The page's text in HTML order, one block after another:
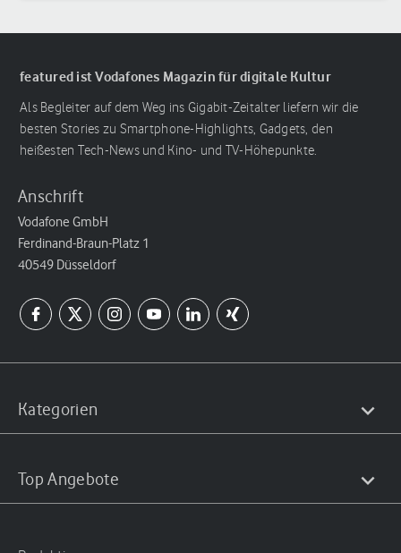
featured ist Vodafones Magazin für digitale Kultur
Als Begleiter auf dem Weg ins Gigabit-Zeitalter liefern wir die
besten Stories zu Smartphone-Highlights, Gadgets, den
heißesten Tech-News und Kino- und TV-Höhepunkte.
Anschrift
Vodafone GmbH
Ferdinand-Braun-Platz 1
40549 Düsseldorf
Kategorien
Top Angebote